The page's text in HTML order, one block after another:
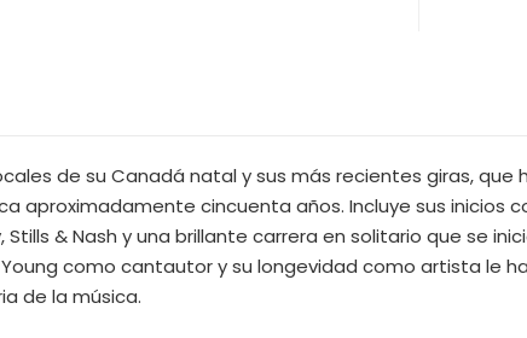
de su Canadá natal y sus más recientes giras, que
aproximadamente cincuenta años. Incluye sus inicios
& Nash y una brillante carrera en solitario que se
como cantautor y su longevidad como artista le
de la música.